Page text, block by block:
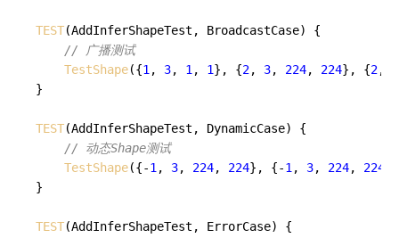
TEST(AddInferShapeTest, BroadcastCase) {
// 广播测试
TestShape({1 , 3, 1 , 1}, {2, 3, 224, 224}, {2,
}
TEST(AddInferShapeTest, DynamicCase) {
// 动态Shape测试
TestShape({-1 , 3, 224, 224}, {-1 , 3, 224, 224
}
TEST(AddInferShapeTest, ErrorCase) {